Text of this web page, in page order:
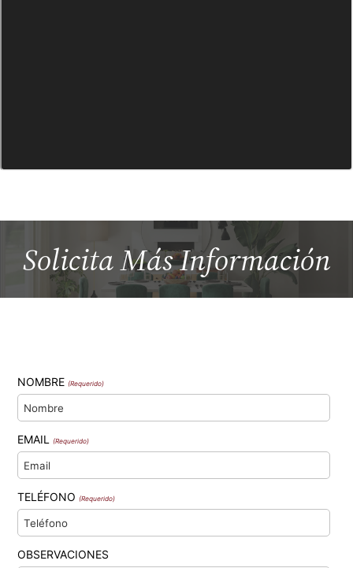
Solicita MásInformación
NOMBRE (Requerido)
EMAIL (Requerido)
TELÉFONO (Requerido)
OBSERVACIONES